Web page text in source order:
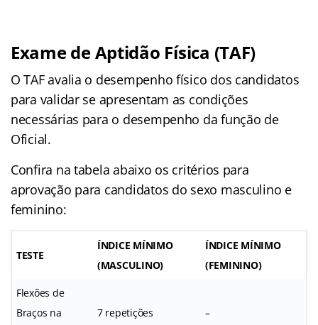
Exame de Aptidão Física (TAF)
O TAF avalia o desempenho físico dos candidatos
para validar se apresentam as condições
necessárias para o desempenho da função de
Oficial.
Confira na tabela abaixo os critérios para
aprovação para candidatos do sexo masculino e
feminino:
TESTE
ÍNDICE MÍNIMO
(MASCULINO)
ÍNDICE MÍNIMO
(FEMININO)
Flexões de
Braços na
7 repetições –